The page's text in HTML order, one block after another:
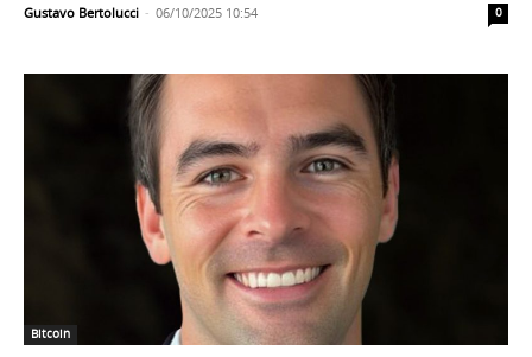
Gustavo Bertolucci - 06/10/2025 10:54 0
Bitcoin